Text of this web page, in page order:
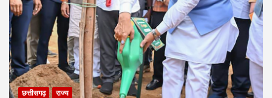
छत्तीसगढ़ राज्य